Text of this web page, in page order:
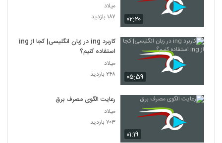
۰۲:۲۰
میلاد
۱۸۷ بازدید
۰۵:۵۹
کاربرد ing در زبان انگلیسی| کجا از ing
استفاده کنیم؟
میلاد
۲۴۸ بازدید
۰۱:۱۹
رعایت الگوی مصرف برق
میلاد
۷۰۳ بازدید